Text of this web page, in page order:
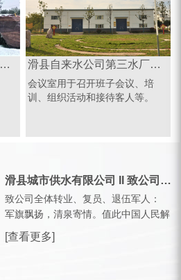
滑县自来水公司第三水厂办公楼 滑县自来水公司第三水厂会议室
会议室用于召开班子会议、培
训、组织活动和接待客人等。
滑县城市供水有限公司 II 致公司全体转业、复员、退伍军人的一封信
致公司全体转业、复员、退伍军人：
军旗飘扬，清泉寄情。值此中国人民解
放军建军99周年之际，滑县城市供水有
限公司，向全体曾身披戎装、现扎根水
[查看更多]